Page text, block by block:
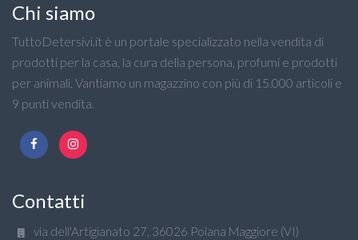
Chi siamo
TuttoDetersivi.it è un portale specializzato nella vendita di
prodotti per la casa, la cura della persona, profumi e prodotti
per animali. Vantiamo un magazzino con più di 15.000 articoli e
9 punti vendita.
Contatti
via dell'Artigianato 27, 36026 Poiana Maggiore (VI)